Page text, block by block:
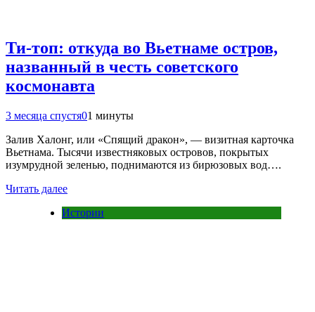
Ти-топ: откуда во Вьетнаме остров,
названный в честь советского
космонавта
3 месяца спустя01 минуты
Залив Халонг, или «Спящий дракон», — визитная карточка
Вьетнама. Тысячи известняковых островов, покрытых
изумрудной зеленью, поднимаются из бирюзовых вод….
Читать далее
Истории